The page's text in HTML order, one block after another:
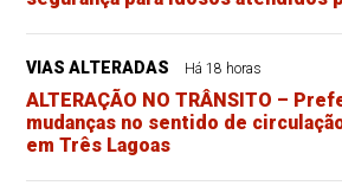
VIAS ALTERADAS Há 18 horas
ALTERAÇÃO NO TRÂNSITO –
mudanças no sentido de
em Três Lagoas